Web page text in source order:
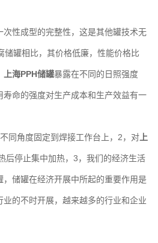
次性成型的完整性，这是其他罐技术无
储罐相比，其价格低廉，性能价格比
上海PPH储罐暴露在不同的日照强度
寿命的强度对生产成本和生产效益有一
同角度固定到焊接工作台上，2，对上
后停止集中加热，3，我们的经济生活
储罐在经济开展中所起的重要作用是
的不时开展，越来越多的行业和企业